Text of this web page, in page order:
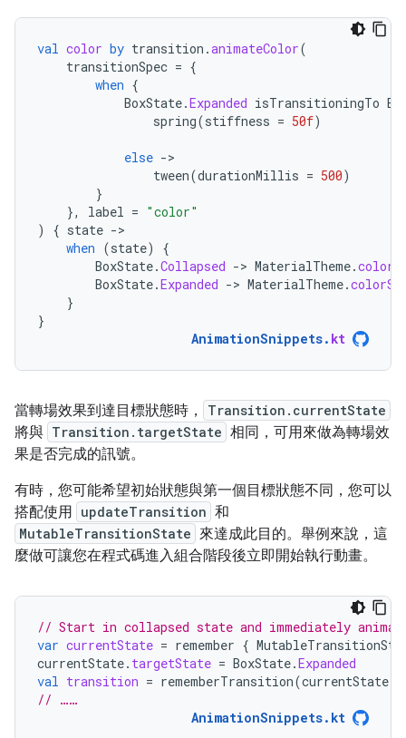
val color by transition .animateColor(
transitionSpec = {
when {
BoxState.Expanded isTransitioningTo
spring(stiffness = 50f)
else -
tween(durationMillis = 500)
}
},
label = "color"
)
{ state -
when (state)
{
BoxState.Collapsed -> MaterialTheme.
BoxState.Expanded -> MaterialTheme.
}
}
AnimationSnippets. kt
當轉場效果到達目標狀態時， Transition.currentState
將與 Transition.targetState 相同，可用來做為轉場效
果是否完成的訊號。
有時，您可能希望初始狀態與第一個目標狀態不同，您可以
搭配使用 updateTransition 和
MutableTransitionState 來達成此目的。舉例來說，這
麼做可讓您在程式碼進入組合階段後立即開始執行動畫。
// Start in collapsed state and immediately
var currentState = remember {
currentState. targetState = BoxState.Expanded
val transition = rememberTransition(currentState
// ……
AnimationSnippets.kt